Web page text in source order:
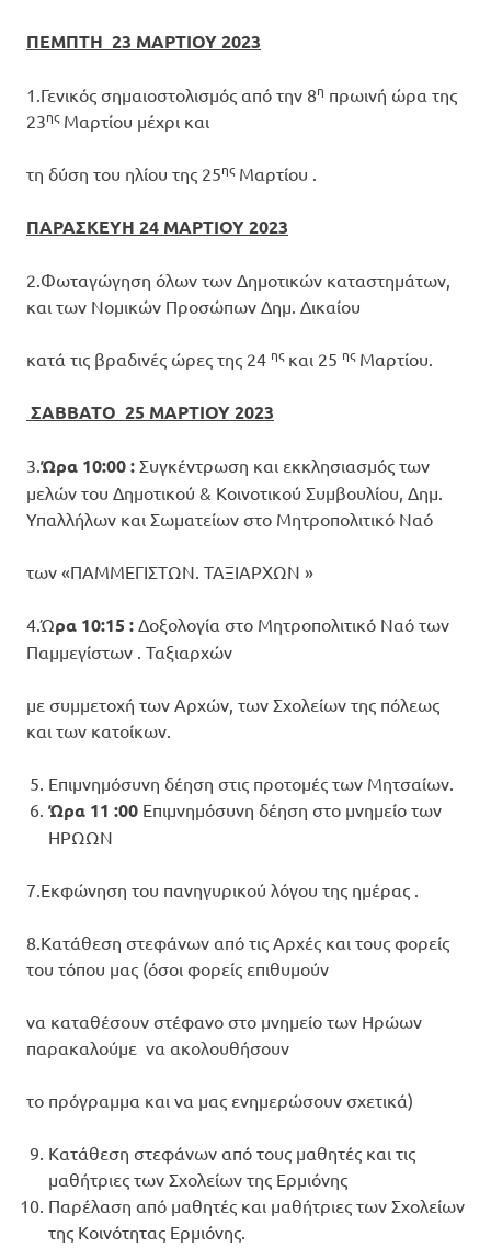
ΠΕΜΠΤΗ 23 ΜΑΡΤΙΟΥ 2023
1.Γενικός σημαιοστολισμός από την 8η πρωινή ώρα της
23ηςΜαρτίου μέχρι και
τη δύση του ηλίου της 25ηςΜαρτίου .
ΠΑΡΑΣΚΕΥΗ 24 ΜΑΡΤΙΟΥ 2023
2.Φωταγώγηση όλων των Δημοτικών καταστημάτων,
και των Νομικών Προσώπων Δημ. Δικαίου
κατά τις βραδινές ώρες της 24 ηςκαι 25 ηςΜαρτίου.
ΣΑΒΒΑΤΟ 25 ΜΑΡΤΙΟΥ 2023
3. Ώρα 10:00 : Συγκέντρωση και εκκλησιασμός των
μελών του Δημοτικού & Κοινοτικού Συμβουλίου, Δημ.
Υπαλλήλων και Σωματείων στο Μητροπολιτικό Ναό
των «ΠΑΜΜΕΓΙΣΤΩΝ. ΤΑΞΙΑΡΧΩΝ »
4.Ώρα 10:15 : Δοξολογία στο Μητροπολιτικό Ναό των
Παμμεγίστων . Ταξιαρχών
με συμμετοχή των Αρχών, των Σχολείων της πόλεως
και των κατοίκων.
Επιμνημόσυνη δέηση στις προτομές των Μητσαίων.
Ώρα 11 :00 Επιμνημόσυνη δέηση στο μνημείο των
ΗΡΩΩΝ
7.Εκφώνηση του πανηγυρικού λόγου της ημέρας .
8.Κατάθεση στεφάνων από τις Αρχές και τους φορείς
του τόπου μας (όσοι φορείς επιθυμούν
να καταθέσουν στέφανο στο μνημείο των Ηρώων
παρακαλούμε να ακολουθήσουν
το πρόγραμμα και να μας ενημερώσουν σχετικά)
Κατάθεση στεφάνων από τους μαθητές και τις
μαθήτριες των Σχολείων της Ερμιόνης
Παρέλαση από μαθητές και μαθήτριες των Σχολείων
της Κοινότητας Ερμιόνης.